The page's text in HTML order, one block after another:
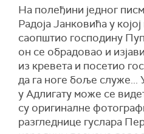
На полеђини једног
Радоја Јанковића у
саопштио господину
он се обрадовао и
из кревета и посетио
да га ноге боље служе...
у Адлигату може се
су оригиналне
разгледнице гуслара